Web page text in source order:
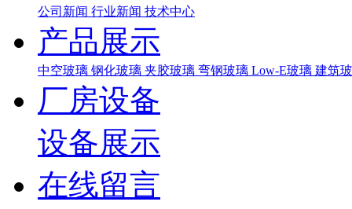
公司新闻 行业新闻 技术中心
产品展示
中空玻璃 钢化玻璃 夹胶玻璃 弯钢玻璃 Low-E玻璃 建筑
厂房设备
设备展示
在线留言